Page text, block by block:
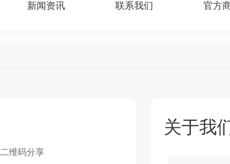
新闻资讯 联系我们 官方
二维码分享
关于我